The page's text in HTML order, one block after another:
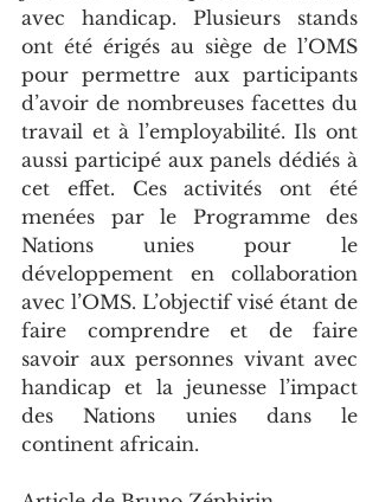
avec handicap. Plusieurs stands
ont été érigés au siège de l’OMS
pour permettre aux participants
d’avoir de nombreuses facettes du
travail et à l’employabilité. Ils ont
aussi participé aux panels dédiés à
cet effet. Ces activités ont été
menées par le Programme des
Nations unies pour le
développement en collaboration
avec l’OMS. L’objectif visé étant de
faire comprendre et de faire
savoir aux personnes vivant avec
handicap et la jeunesse l’impact
des Nations unies dans le
continent africain.